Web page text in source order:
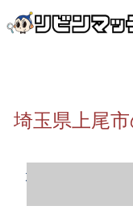
埼玉県上尾
埼玉県上尾市